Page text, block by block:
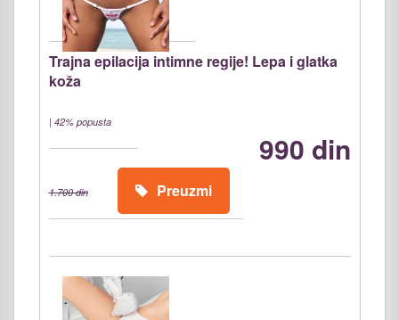
Trajna epilacija intimne regije! Lepa i glatka
koža
| 42% popusta
990 din
1.700 din Preuzmi